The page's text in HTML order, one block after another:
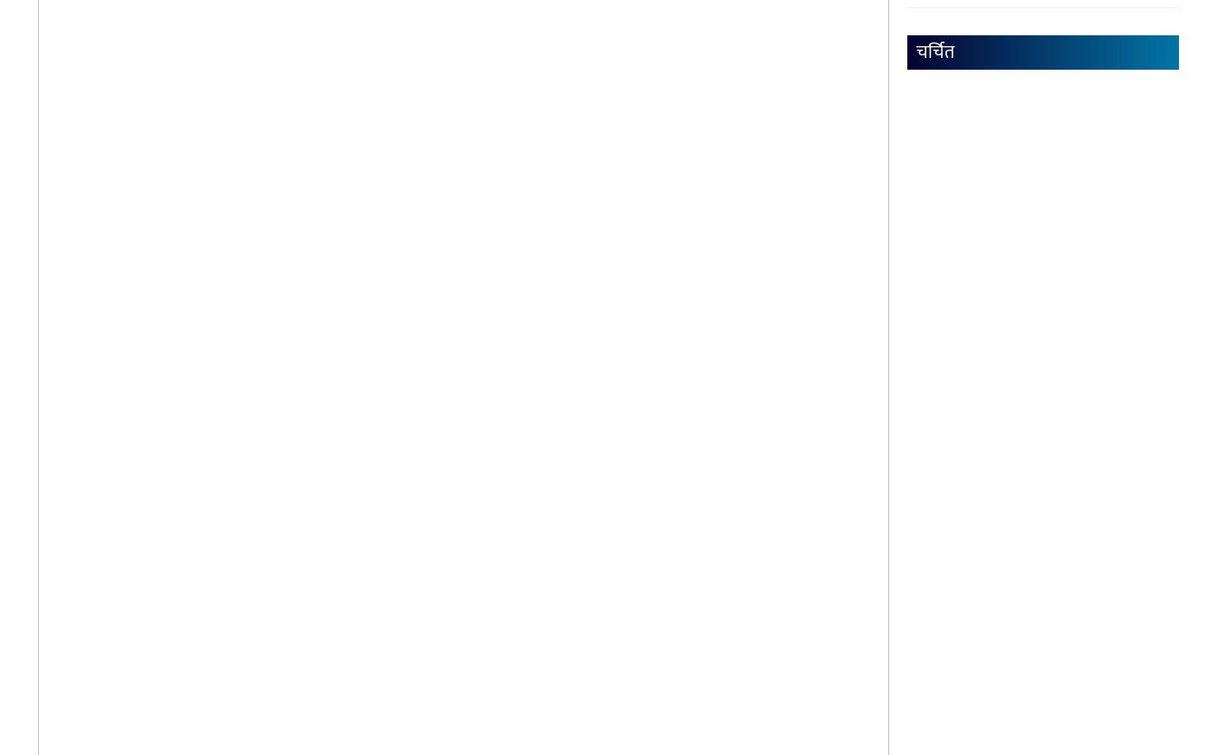
चर्चित